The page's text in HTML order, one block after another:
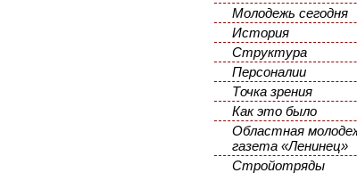
Молодежь сегодня
История
Структура
Персоналии
Точка зрения
Как это было
Областная
газета «Ленинец»
Стройотряды